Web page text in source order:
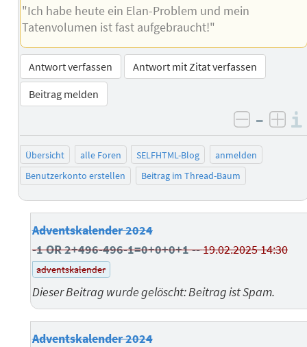
"Ich habe heute ein Elan-Problem und mein
Tatenvolumen ist fast aufgebraucht!"
Antwort verfassen
Antwort mit Zitat verfassen
Beitrag melden
negativ
–
Übersicht alle Foren SELFHTML-Blog
anmelden
Benutzerkonto erstellen
Beitrag im Thread-Baum
Adventskalender 2024
-1 OR 2+496-496-1=0+0+0+1 --19.02.2025 14:30
adventskalender
Dieser Beitrag wurde gelöscht: Beitrag ist Spam.
Adventskalender 2024